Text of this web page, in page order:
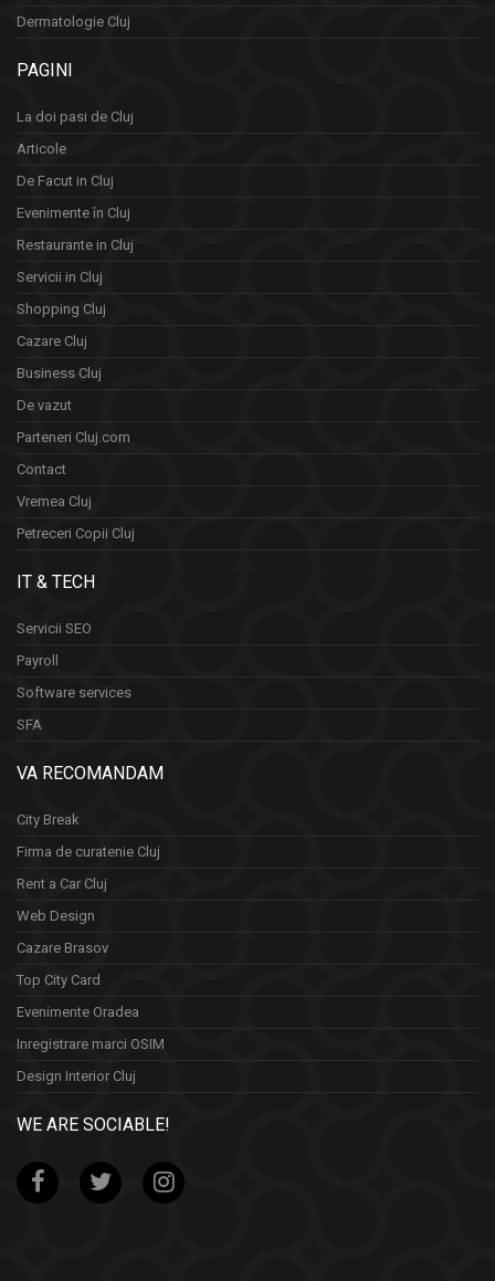
Dermatologie Cluj
PAGINI
La doi pasi de Cluj
Articole
De Facut in Cluj
Evenimente în Cluj
Restaurante in Cluj
Servicii in Cluj
Shopping Cluj
Cazare Cluj
Business Cluj
De vazut
Parteneri Cluj.com
Contact
Vremea Cluj
Petreceri Copii Cluj
IT & TECH
Servicii SEO
Payroll
Software services
SFA
VA RECOMANDAM
City Break
Firma de curatenie Cluj
Rent a Car Cluj
Web Design
Cazare Brasov
Top City Card
Evenimente Oradea
Inregistrare marci OSIM
Design Interior Cluj
WE ARE SOCIABLE!